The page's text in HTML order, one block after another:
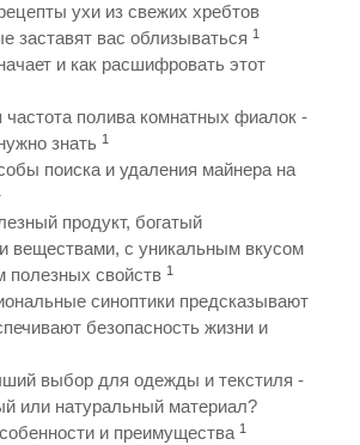
ухи из свежих хребтов
заставят вас облизываться 1
и как расшифровать этот
полива комнатных фиалок -
знать 1
поиска и удаления майнера на
продукт, богатый
веществами, с уникальным вкусом
полезных свойств 1
синоптики предсказывают
безопасность жизни и
выбор для одежды и текстиля -
или натуральный материал?
и преимущества 1